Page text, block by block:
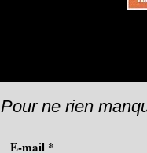
Pour ne rien